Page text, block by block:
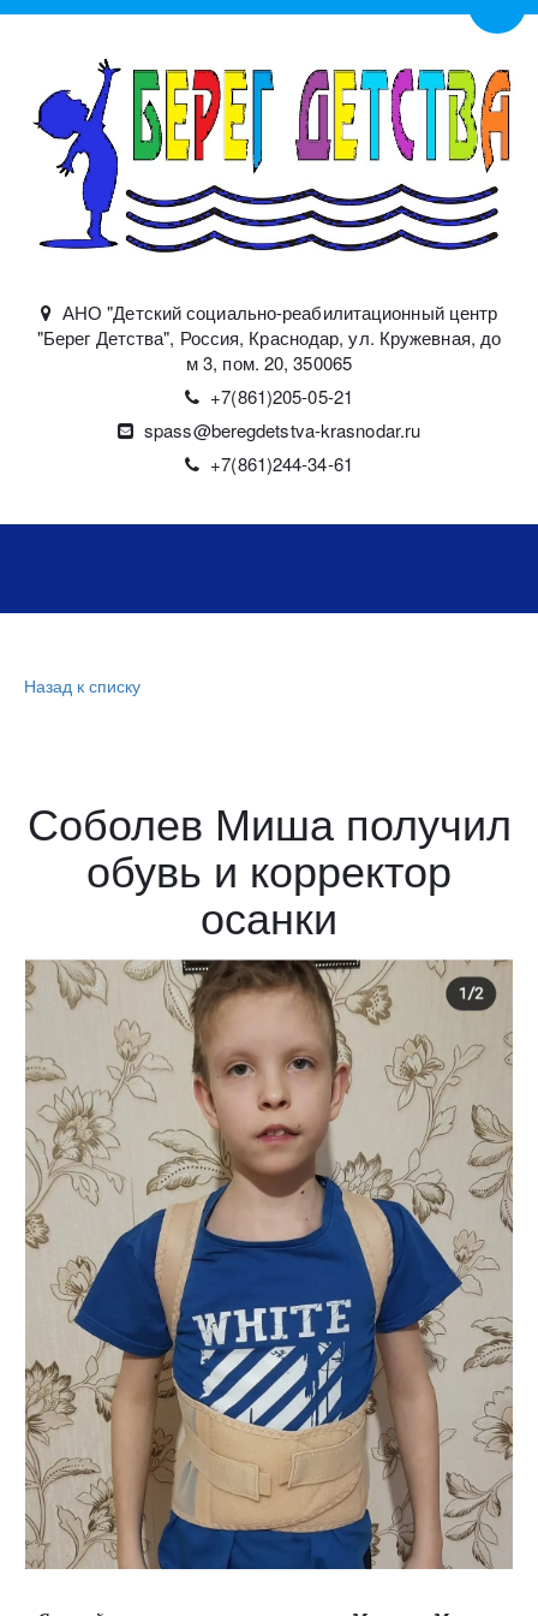
АНО "Детский социально-реабилитационный центр
"Берег Детства", Россия, Краснодар,ул. Кружевная, до
м 3, пом. 20,350065
+7(861)205-05-21
spass@beregdetstva-krasnodar.ru
+7(861)244-34-61
Назад к списку
Соболев Миша получил
обувь и корректор
осанки